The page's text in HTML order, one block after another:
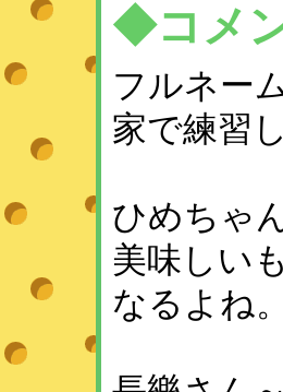
◆コメ
フルネー
家で練習
ひめちゃ
美味しい
なるよね。